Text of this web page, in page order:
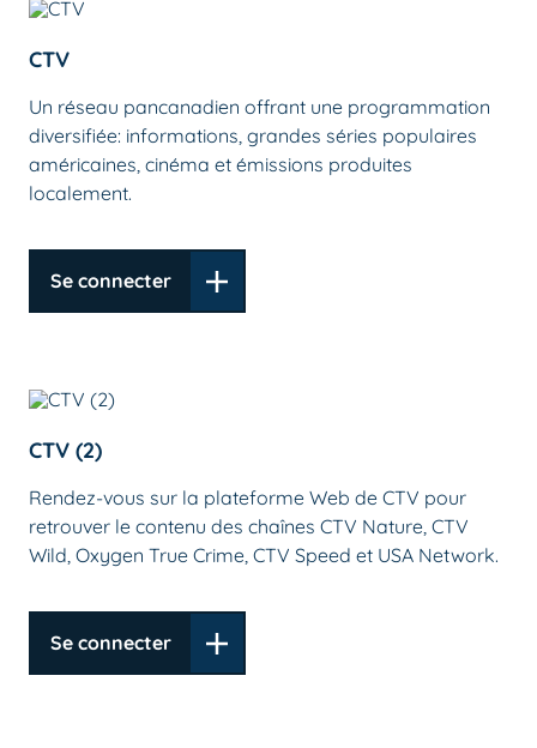
CTV
Un réseau pancanadien offrant une programmation
diversifiée: informations, grandes séries populaires
américaines, cinéma et émissions produites
localement.
Se connecter
CTV (2)
Rendez-vous sur la plateforme Web de CTV pour
retrouver le contenu des chaînes CTV Nature, CTV
Wild, Oxygen True Crime, CTV Speed et USA Network.
Se connecter